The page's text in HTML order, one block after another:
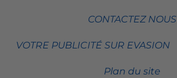
CONTACTEZ NOUS
VOTRE PUBLICITÉ SUR EVASION
Plan du site